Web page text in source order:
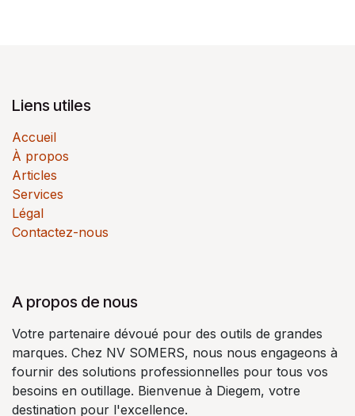
Liens utiles
Accueil
À propos
Articles
Services
Légal
Contactez-nous
A propos de nous
Votre partenaire dévoué pour des outils de grandes
marques. Chez NV SOMERS, nous nous engageons à
fournir des solutions professionnelles pour tous vos
besoins en outillage. Bienvenue à Diegem, votre
destination pour l'excellence.